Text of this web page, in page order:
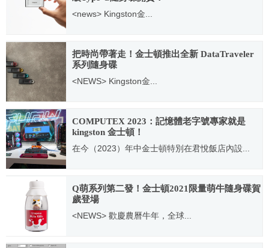
<news> Kingston金...
2021.09.28
把時尚帶著走！金士頓推出全新 DataTraveler
系列隨身碟
<NEWS> Kingston金...
2020.10.20
COMPUTEX 2023：記憶體老字號專家就是
kingston 金士頓！
在今（2023）年中金士頓特別在君悅飯店內設...
Q萌系列第二發！金士頓2021限量萌牛隨身碟賀
歲登場
<NEWS> 歡慶農曆牛年，全球...
2021.01.07